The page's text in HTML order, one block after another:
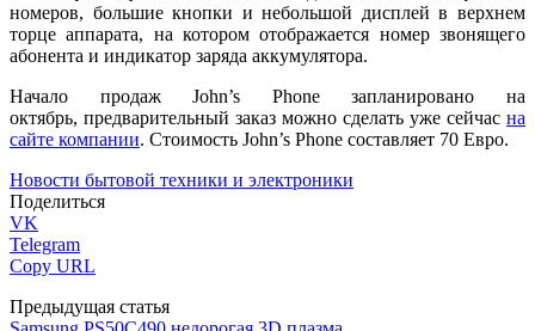
номеров, большие кнопки и небольшой дисплей в верхнем
торце аппарата, на котором отображается номер звонящего
абонента и индикатор заряда аккумулятора.
Начало продаж John’s Phone запланировано на
октябрь, предварительный заказ можно сделать уже сейчас на
сайте компании. Стоимость John’s Phone составляет 70 Евро.
Новости бытовой техники и электроники
Поделиться
VK
Telegram
Copy URL
Предыдущая статья